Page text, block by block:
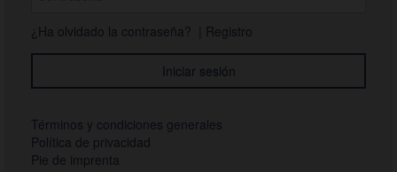
¿Ha olvidado la contraseña? Registro
Términos y condiciones generales
Política de privacidad
Pie de imprenta